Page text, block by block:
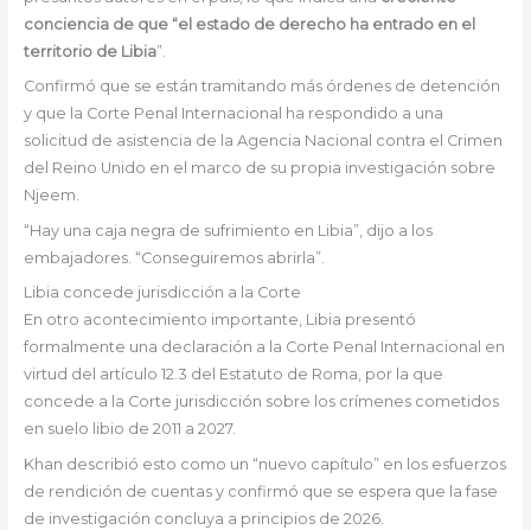
conciencia de que “el estado de derecho ha entrado en el
territorio de Libia”.
Confirmó que se están tramitando más órdenes de detención
y que la Corte Penal Internacional ha respondido a una
solicitud de asistencia de la Agencia Nacional contra el Crimen
del Reino Unido en el marco de su propia investigación sobre
Njeem.
“Hay una caja negra de sufrimiento en Libia”, dijo a los
embajadores. “Conseguiremos abrirla”.
Libia concede jurisdicción a la Corte
En otro acontecimiento importante, Libia presentó
formalmente una declaración a la Corte Penal Internacional en
virtud del artículo 12.3 del Estatuto de Roma, por la que
concede a la Corte jurisdicción sobre los crímenes cometidos
en suelo libio de 2011 a 2027.
Khan describió esto como un “nuevo capítulo” en los esfuerzos
de rendición de cuentas y confirmó que se espera que la fase
de investigación concluya a principios de 2026.